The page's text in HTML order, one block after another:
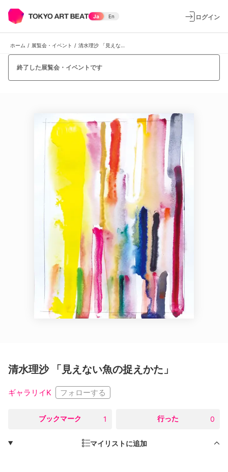
Ja En ログイン
ホーム / 展覧会・イベント /
終了した展覧会・イベントです
清水理沙 「見えない魚の捉えかた」
ギャラリイK フォローする
ブックマーク 1 行った 0
マイリストに追加